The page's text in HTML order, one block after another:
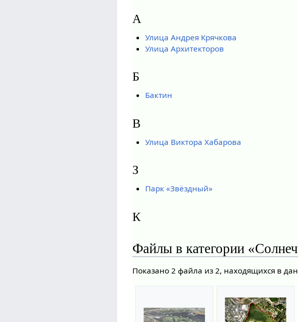
А
Улица Андрея Крячкова
Улица Архитекторов
Б
Бактин
В
Улица Виктора Хабарова
З
Парк «Звёздный»
К
Файлы в категории
Показано 2 файла из 2, находящихся в